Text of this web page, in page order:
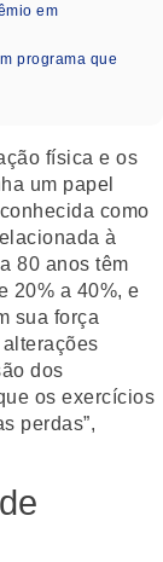
em
programa que
física e os
um papel
como
à
80 anos têm
20% a 40%, e
sua força
dos
os exercícios
perdas”,